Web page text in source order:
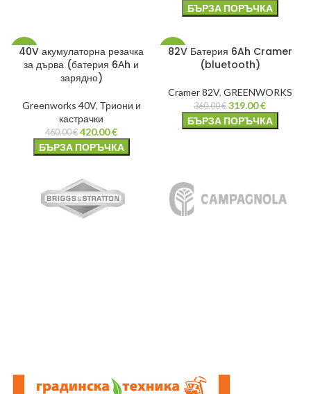
БЪРЗА ПОРЪЧКА
-9%
40V акумулаторна резачка
за дърва (батерия 6Аh и
зарядно)
Greenworks 40V, Триони и
кастрачки
460.00€ 420.00€
БЪРЗА ПОРЪЧКА
-11%
82V Батерия 6Ah Cramer
(bluetooth)
Cramer 82V, GREENWORKS
360.00€ 319.00€
БЪРЗА ПОРЪЧКА